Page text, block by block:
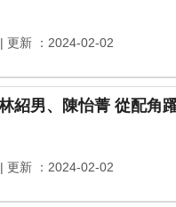
| 更新 ：2024-02-02
愛在舉手投足間
| 更新 ：2024-02-02